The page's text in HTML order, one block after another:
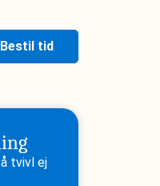
Bestil tid
tvivl ej